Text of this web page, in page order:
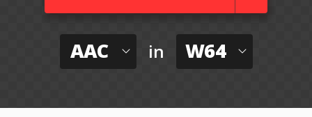
AAC in W64